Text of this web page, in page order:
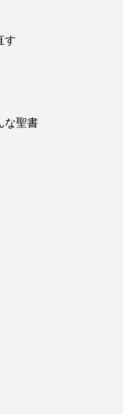
す
な聖書